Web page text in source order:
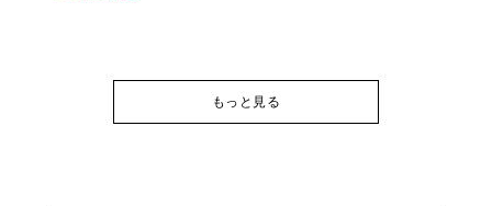
もっと見る